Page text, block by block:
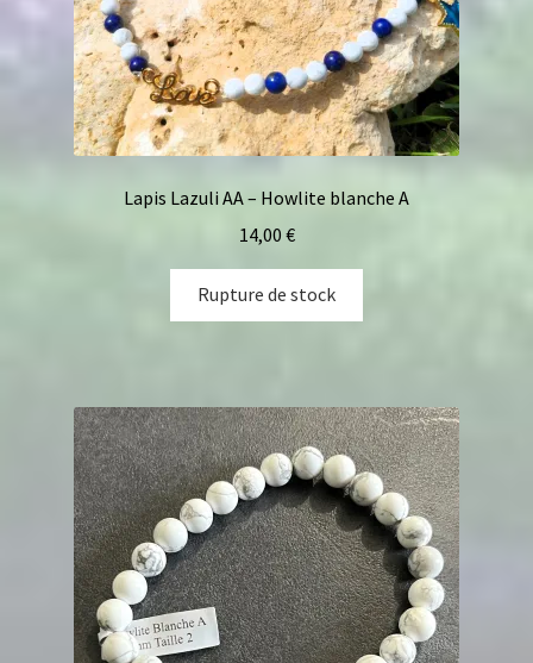
Lapis Lazuli AA – Howlite blanche A
14,00 €
Rupture de stock